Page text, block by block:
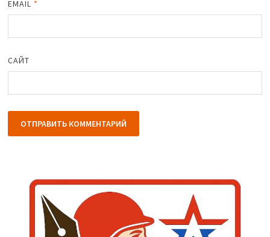
EMAIL *
САЙТ